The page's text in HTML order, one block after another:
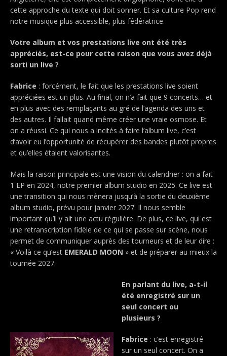
cette approche du texte qui doit sonner. Et sa culture Pop rend
notre musique plus accessible, plus fédératrice.
Votre album et vos prestations live ont été très
appréciés, est-ce pour cette raison que vous avez déjà
sorti un live ?
Fabrice : forcément, le fait que les prestations live soient
appréciées est un plus. Au final, on n’a fait que 9 concerts… et
en plus avec des remplaçants au gré de l’agenda des uns et
des autres. Il fallait quand même créer une vraie osmose. Et
on a réussi. Ce qui nous a incités à faire l’album live, c’est
d’avoir eu l’opportunité de récupérer des bandes plutôt propres
et qu’elles étaient valorisantes.
Mais la raison principale est une vision du calendrier : on a fait
1 EP en 2024, notre premier album studio en 2025. Ce live est
une transition qui nous mènera jusqu’à la sortie du deuxième
album studio, prévu pour janvier 2027. Il nous semble
important qu’il y ait une actu régulière. De plus, ce live, qui est
une retranscription fidèle de ce qui se passe sur scène, nous
permet de communiquer auprès des tourneurs et de leur dire :
« Voilà ce qu’est EMERALD MOON » et de préparer au mieux la
tournée 2027.
En parlant du live, a-t-il
été enregistré sur un
seul concert ou
plusieurs ?
Fabrice : c’est enregistré
sur un seul concert. On a